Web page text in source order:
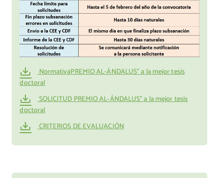
NormativaPREMIO AL-ÁNDALUS” a la mejor tesis
doctoral
SOLICITUD PREMIO AL-ÁNDALUS” a la mejor tesis
doctoral
CRITERIOS DE EVALUACIÓN